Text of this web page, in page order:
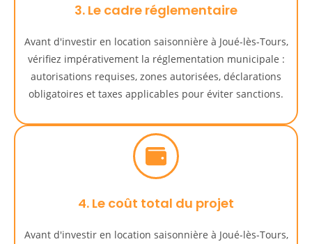
3. Le cadre réglementaire
Avant d'investir en location saisonnière à Joué-lès-Tours,
vérifiez impérativement la réglementation municipale :
autorisations requises, zones autorisées, déclarations
obligatoires et taxes applicables pour éviter sanctions.
4. Le coût total du projet
Avant d'investir en location saisonnière à Joué-lès-Tours,